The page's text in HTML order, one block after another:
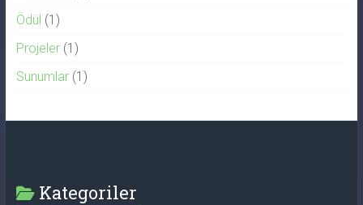
Ödül (1)
Projeler(1)
Sunumlar(1)
Kategoriler